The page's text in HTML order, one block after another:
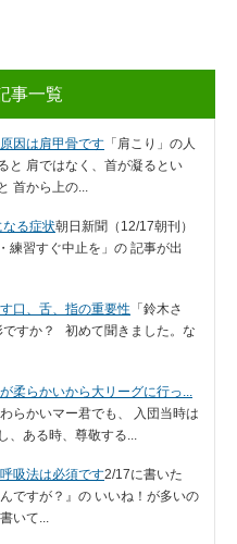
事一覧
因は肩甲骨です 「肩こり」の人
と 肩ではなく、首が凝るとい
首から上の...
なる症状朝日新聞（12/17朝刊）
練習すぐ中止を」の 記事が出
口、舌、指の重要性 「鈴木さ
ですか？ 初めて聞きました。な
柔らかいから大リーグに行っ...
らかいマー君でも、 入団当時は
ある時、尊敬する...
吸法は必須です2/17に書いた
ですが？』の いいね！が多いの
いて...